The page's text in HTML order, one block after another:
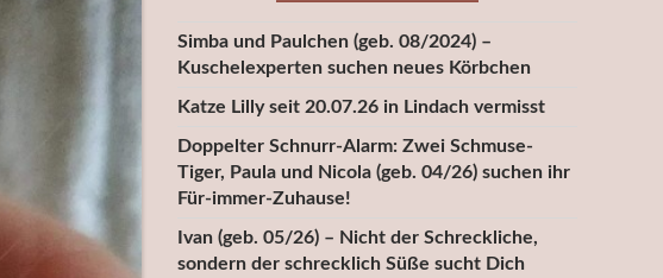
Simba und Paulchen (geb. 08/2024) –
Kuschelexperten suchen neues Körbchen
Katze Lilly seit 20.07.26 in Lindach vermisst
Doppelter Schnurr-Alarm: Zwei Schmuse-
Tiger, Paula und Nicola (geb. 04/26) suchen ihr
Für-immer-Zuhause!
Ivan (geb. 05/26) – Nicht der Schreckliche,
sondern der schrecklich Süße sucht Dich